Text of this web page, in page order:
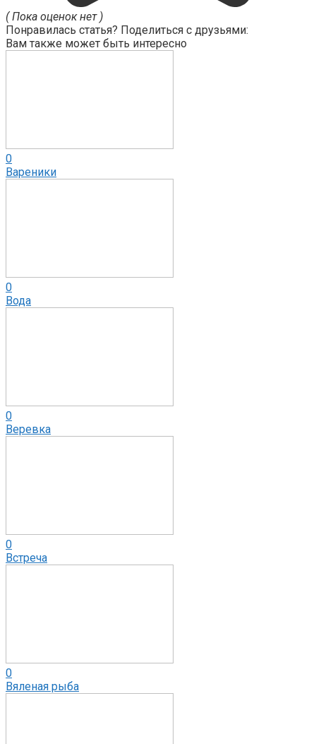
( Пока оценок нет )
Понравилась статья? Поделиться с друзьями:
Вам также может быть интересно
0
Вареники
0
Вода
0
Веревка
0
Встреча
0
Вяленая рыба